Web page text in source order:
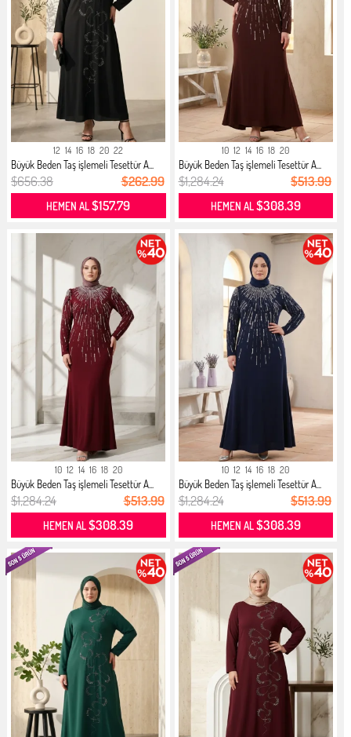
12 14 16 18 20 22
Büyük Beden Taş işlemeli Tesettür A...
$656.38 $262.99
HEMEN AL$157.79
10 12 14 16 18 20
Büyük Beden Taş işlemeli Tesettür A...
$1,284.24 $513.99
HEMEN AL$308.39
10 12 14 16 18 20
Büyük Beden Taş işlemeli Tesettür A...
$1,284.24 $513.99
HEMEN AL$308.39
10 12 14 16 18 20
Büyük Beden Taş işlemeli Tesettür A...
$1,284.24 $513.99
HEMEN AL$308.39